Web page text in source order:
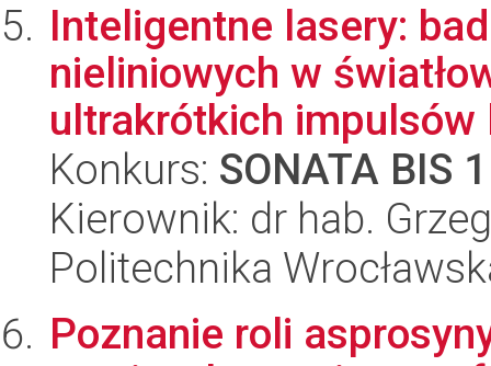
Inteligentne lasery:
nieliniowych w
ultrakrótkich impulsów
Konkurs: SONATA BIS
Kierownik: dr hab.
Politechnika
Poznanie roli